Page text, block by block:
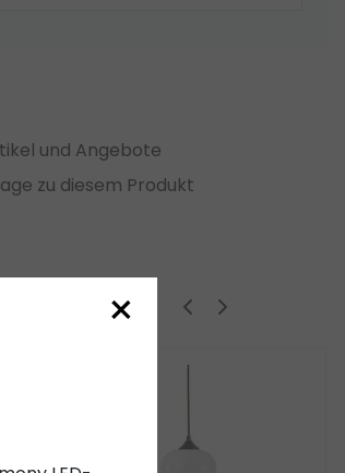
und Angebote
zu diesem Produkt
×